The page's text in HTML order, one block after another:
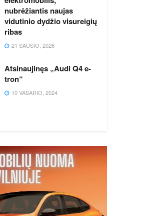
nubrėžiantis naujas
vidutinio dydžio visureigių
ribas
21 SAUSIO, 2026
Atsinaujinęs „Audi Q4 e-
tron“
10 VASARIO, 2024